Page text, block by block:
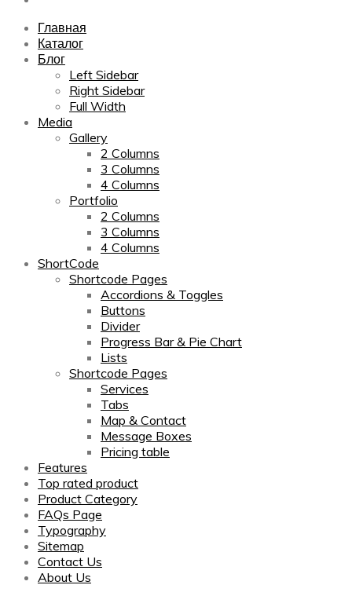
Главная
Каталог
Блог
Left Sidebar
Right Sidebar
Full Width
Media
Gallery
2 Columns
3 Columns
4 Columns
Portfolio
2 Columns
3 Columns
4 Columns
ShortCode
Shortcode Pages
Accordions & Toggles
Buttons
Divider
Progress Bar & Pie Chart
Lists
Shortcode Pages
Services
Tabs
Map & Contact
Message Boxes
Pricing table
Features
Top rated product
Product Category
FAQs Page
Typography
Sitemap
Contact Us
About Us